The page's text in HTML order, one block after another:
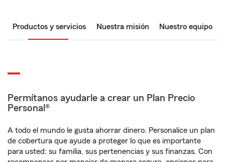
Productos y servicios Nuestra misión Nuestro equipo
Permítanos ayudarle a crear un Plan Precio
Personal®
A todo el mundo le gusta ahorrar dinero. Personalice un plan
de cobertura que ayude a proteger lo que es importante
para usted: su familia, sus pertenencias y sus finanzas. Con